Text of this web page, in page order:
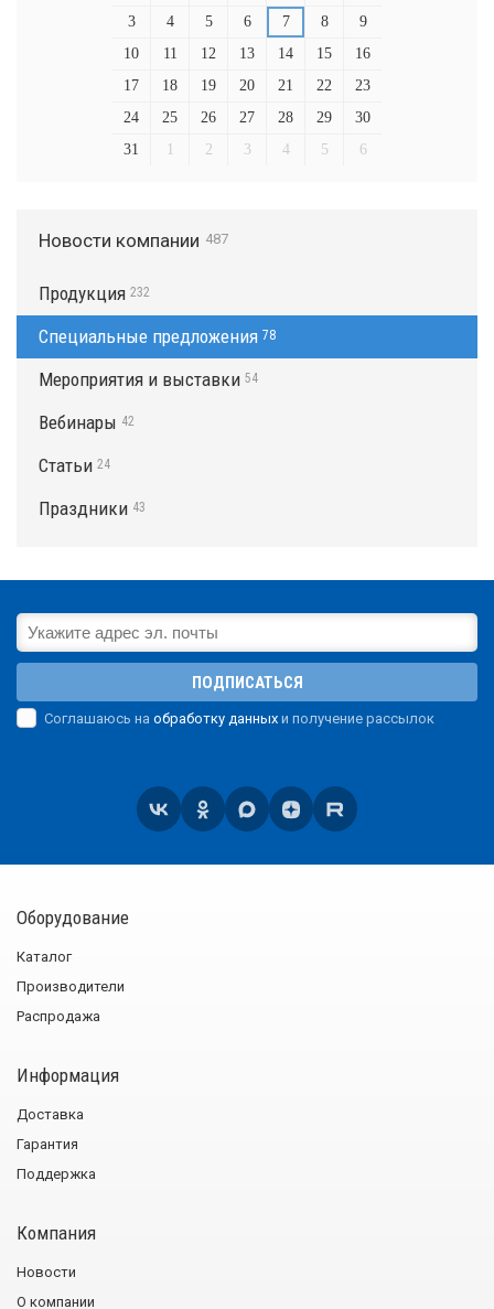
3
4 5 6 7 8
9
10
11 12 13 14 15
16
17
18 19 20 21 22
23
24
25 26 27 28 29
30
31
1 2 3 4 5 6
Новости компании 487
Продукция 232
Специальные предложения 78
Мероприятия и выставки 54
Вебинары 42
Статьи 24
Праздники 43
ПОДПИСАТЬСЯ
Соглашаюсь на обработку данных и получение рассылок
Оборудование
Каталог
Производители
Распродажа
Информация
Доставка
Гарантия
Поддержка
Компания
Новости
О компании